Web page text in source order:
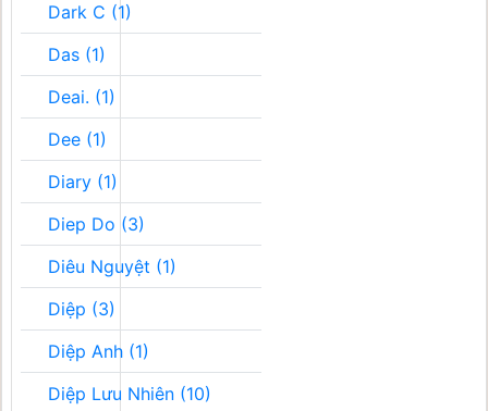
Dark C (1)
Das (1)
Deai. (1)
Dee (1)
Diary (1)
Diep Do (3)
Diêu Nguyệt (1)
Diệp (3)
Diệp Anh (1)
Diệp Lưu Nhiên (10)